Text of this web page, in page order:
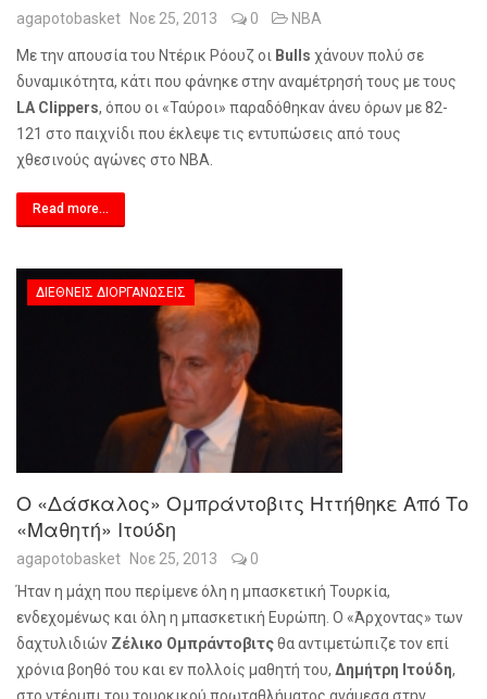
agapotobasket Νοε 25, 2013 0 NBA
Με την απουσία του Ντέρικ Ρόουζ οι Bulls χάνουν πολύ σε
δυναμικότητα, κάτι που φάνηκε στην αναμέτρησή τους με τους
LA Clippers, όπου οι «Ταύροι» παραδόθηκαν άνευ όρων με 82-
121 στο παιχνίδι που έκλεψε τις εντυπώσεις από τους
χθεσινούς αγώνες στο NBA
Read more...
ΔΙΕΘΝΕΊΣ ΔΙΟΡΓΑΝΏΣΕΙΣ
Ο «δάσκαλος» Ομπράντοβιτς Ηττήθηκε Από Το
«μαθητή» Ιτούδη
agapotobasket Νοε 25, 2013
0
Ήταν η μάχη που περίμενε όλη η μπασκετική Τουρκία,
ενδεχομένως και όλη η μπασκετική Ευρώπη. Ο «Άρχοντας» των
δαχτυλιδιών Ζέλικο Ομπράντοβιτςθα αντιμετώπιζε τον επί
χρόνια βοηθό του και εν πολλοίς μαθητή του, Δημήτρη Ιτούδη,
στο ντέρμπι του τουρκικού πρωταθλήματος ανάμεσα στην